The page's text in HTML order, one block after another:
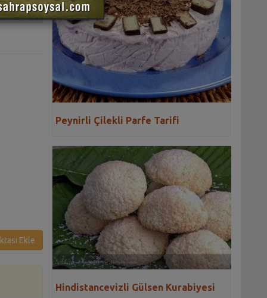
Ekle
Peynirli Çilekli Parfe Tarifi
Hindistancevizli Gülsen Kurabiyesi